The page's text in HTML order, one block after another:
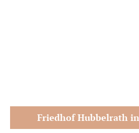
Friedhof Hubbelrath